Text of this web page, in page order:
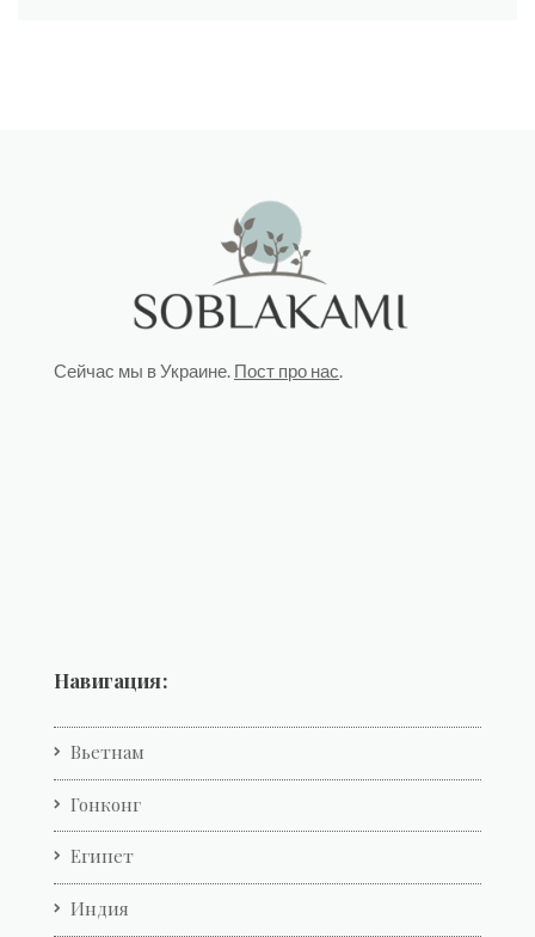
Сейчас мы в Украине. Пост про нас.
Навигация:
Вьетнам
Гонконг
Египет
Индия